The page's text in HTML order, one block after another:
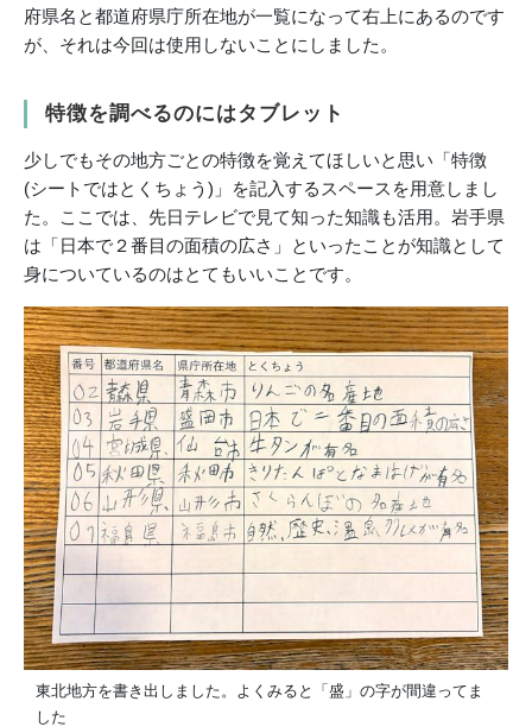
府県名と都道府県庁所在地が一覧になって右上にあるのです
が、それは今回は使用しないことにしました。
特徴を調べるのにはタブレット
少しでもその地方ごとの特徴を覚えてほしいと思い「特徴
(シートではとくちょう)」を記入するスペースを用意しまし
た。ここでは、先日テレビで見て知った知識も活用。岩手県
は「日本で２番目の面積の広さ」といったことが知識として
身についているのはとてもいいことです。
東北地方を書き出しました。よくみると「盛」の字が間違ってま
した